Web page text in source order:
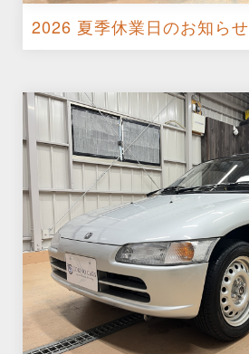
2026 夏季休業日のお知らせ